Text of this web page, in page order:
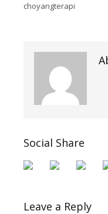
choyangterapi
Social Share
Leave a Reply